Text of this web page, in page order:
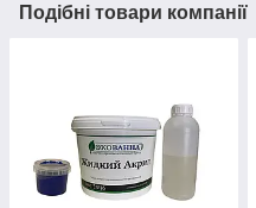
Подібні товари компанії